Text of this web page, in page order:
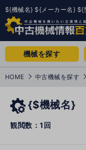
${機械名} ${メーカー名}
機械を探す
HOME 中古機械を探す
{$機械名}
観閲数：1回